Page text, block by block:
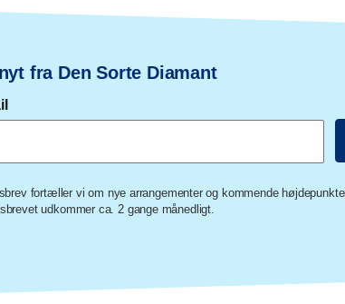
fra Den Sorte Diamant
fortæller vi om nye arrangementer og kommende
udkommer ca. 2 gange månedligt.